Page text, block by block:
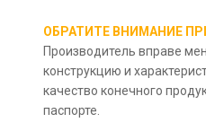
ОБРАТИТЕ ВНИМАНИЕ
Производитель вправе
конструкцию и
качество конечного
паспорте.